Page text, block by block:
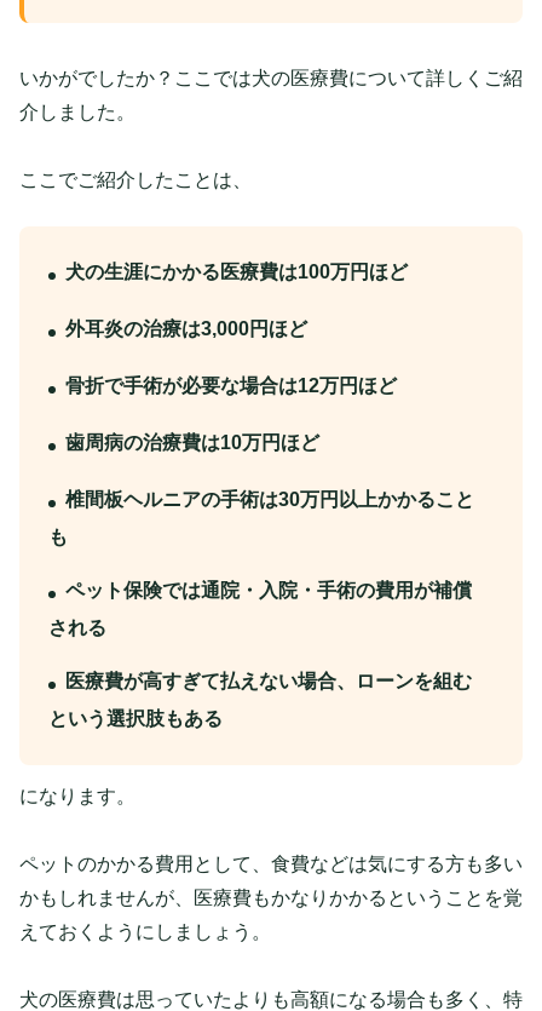
いかがでしたか？ここでは犬の医療費について詳しくご紹
介しました。
ここでご紹介したことは、
犬の生涯にかかる医療費は100万円ほど
外耳炎の治療は3,000円ほど
骨折で手術が必要な場合は12万円ほど
歯周病の治療費は10万円ほど
椎間板ヘルニアの手術は30万円以上かかること
も
ペット保険では通院・入院・手術の費用が補償
される
医療費が高すぎて払えない場合、ローンを組む
という選択肢もある
になります。
ペットのかかる費用として、食費などは気にする方も多い
かもしれませんが、医療費もかなりかかるということを覚
えておくようにしましょう。
犬の医療費は思っていたよりも高額になる場合も多く、特